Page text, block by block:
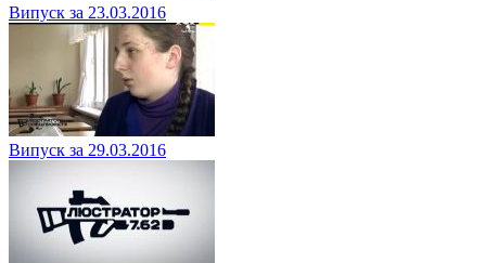
Випуск за 23.03.2016
Випуск за 29.03.2016